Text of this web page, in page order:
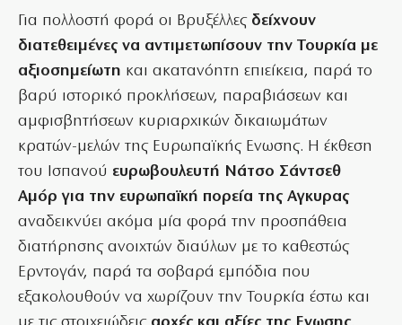
Για πολλοστή φορά οι Βρυξέλλες δείχνουν
διατεθειμένες να αντιμετωπίσουν την Τουρκία με
αξιοσημείωτη και ακατανόητη επιείκεια, παρά το
βαρύ ιστορικό προκλήσεων, παραβιάσεων και
αμφισβητήσεων κυριαρχικών δικαιωμάτων
κρατών-μελών της Ευρωπαϊκής Ενωσης. Η έκθεση
του Ισπανού ευρωβουλευτή Νάτσο Σάντσεθ
Αμόρ για την ευρωπαϊκή πορεία της Αγκυρας
αναδεικνύει ακόμα μία φορά την προσπάθεια
διατήρησης ανοιχτών διαύλων με το καθεστώς
Ερντογάν, παρά τα σοβαρά εμπόδια που
εξακολουθούν να χωρίζουν την Τουρκία έστω και